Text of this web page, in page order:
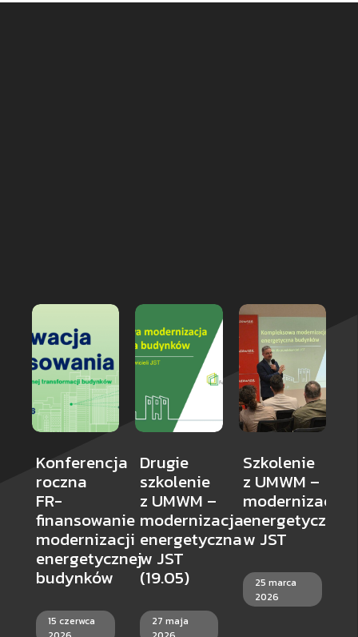
Konferencja
roczna
FR-
finansowanie
modernizacji
energetycznej
budynków
15 czerwca
Drugie
szkolenie
z UMWM –
modernizacja
energetyczna
w JST
(19.05)
27 maja
Szkolenie
z UMWM –
modernizacja
energetyczna
w JST
25 marca
2026